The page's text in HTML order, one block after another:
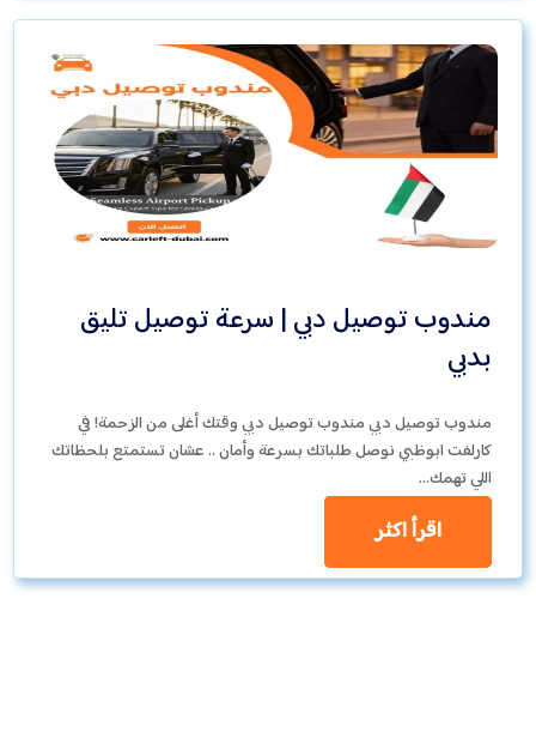
مندوب توصيل دبي | سرعة توصيل تليق
بدبي
مندوب توصيل دبي مندوب توصيل دبي وقتك أغلى من الزحمة! في
كارلفت ابوظبي نوصل طلباتك بسرعة وأمان .. عشان تستمتع بلحظاتك
اللي تهمك…
اقرأ اكثر